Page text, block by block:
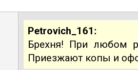
Petrovich_161:
Брехня! При любом
Приезжают копы и